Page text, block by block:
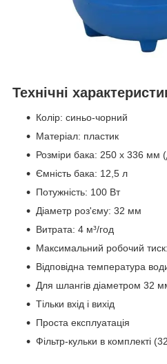
Технічні
Колір: синьо-чорний
Матеріал: пластик
Розміри бака: 250 x 336 мм
Ємність бака: 12,5 л
Потужність: 100 Вт
Діаметр роз'єму: 32 мм
Витрата: 4 м³/год
Максимальний робочий
Відповідна температура
Для шлангів діаметром 32
Тільки вхід і вихід
Проста експлуатація
Фільтр-кульки в комплекті